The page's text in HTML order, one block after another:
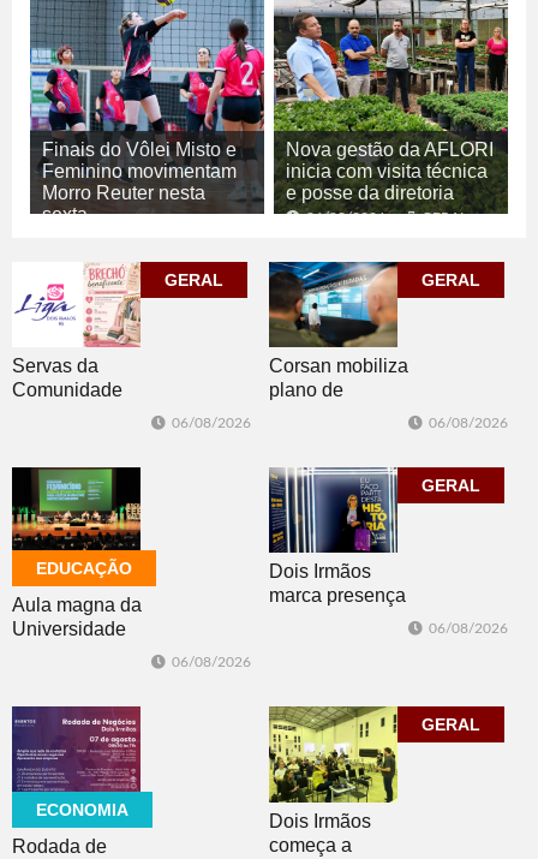
Finais do Vôlei Misto e
Feminino movimentam
Morro Reuter nesta
sexta
ESPORTE
Nova gestão da AFLORI
inicia com visita técnica
e posse da diretoria
06/08/2026 GERAL
GERAL
Servas da
Comunidade
06/08/2026
GERAL
Corsan mobiliza
plano de
temporais no RS
06/08/2026
EDUCAÇÃO
Aula magna da
Universidade
acadêmica em
debate sobre o
feminicídio
06/08/2026
GERAL
Dois Irmãos
marca presença
06/08/2026
ECONOMIA
Rodada de
GERAL
Dois Irmãos
começa a